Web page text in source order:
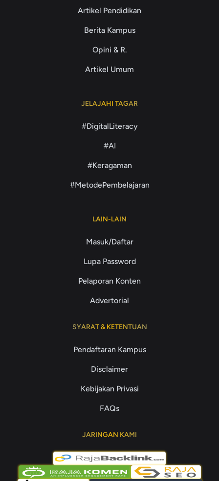
Artikel Pendidikan
Berita Kampus
Opini & R.
Artikel Umum
JELAJAHI TAGAR
#DigitalLiteracy
#AI
#Keragaman
#MetodePembelajaran
LAIN-LAIN
Masuk/Daftar
Lupa Password
Pelaporan Konten
Advertorial
SYARAT & KETENTUAN
Pendaftaran Kampus
Disclaimer
Kebijakan Privasi
FAQs
JARINGAN KAMI